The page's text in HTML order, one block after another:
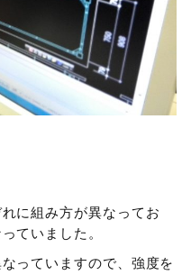
に組み方が異なってお
ていました。
っていますので、強度を